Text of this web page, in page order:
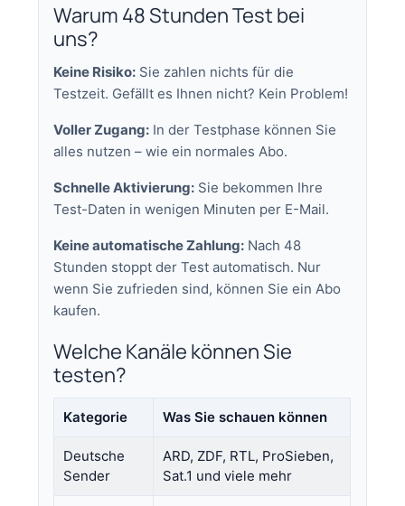
Warum 48 Stunden Test bei
uns?
Keine Risiko: Sie zahlen nichts für die
Testzeit. Gefällt es Ihnen nicht? Kein Problem!
Voller Zugang: In der Testphase können Sie
alles nutzen – wie ein normales Abo.
Schnelle Aktivierung: Sie bekommen Ihre
Test-Daten in wenigen Minuten per E-Mail.
Keine automatische Zahlung: Nach 48
Stunden stoppt der Test automatisch. Nur
wenn Sie zufrieden sind, können Sie ein Abo
kaufen.
Welche Kanäle können Sie
testen?
Kategorie Was Sie schauen können
Deutsche
Sender
ARD, ZDF, RTL, ProSieben,
Sat.1 und viele mehr